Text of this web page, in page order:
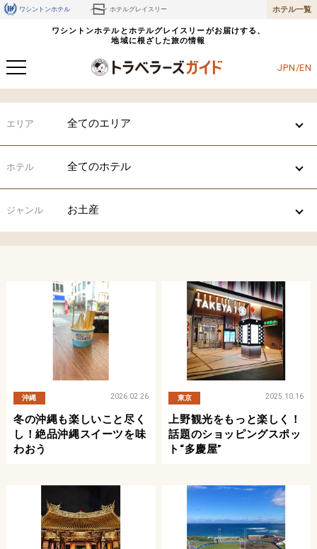
ワシントンホテル ホテルグレイスリー ホテル一覧
ワシントンホテルとホテルグレイスリーがお届けする、
地域に根ざした旅の情報
JPN/EN
エリア 全てのエリア
ホテル 全てのホテル
ジャンル お土産
沖縄 2026.02.26
冬の沖縄も楽しいこと尽く
し！絶品沖縄スイーツを味
わおう
東京 2025.10.16
上野観光をもっと楽しく！
話題のショッピングスポッ
ト“多慶屋”